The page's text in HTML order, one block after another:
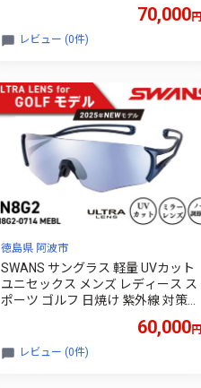
野球 ドライブ 運転 自転車 バイク
キャンプ マラソン ランニング めが
ね 眼鏡 アイウェア アクセサリー プ
徳島県 スワンズ RAD DEL-0121 Wﾏ
ﾙﾁ BLLB
70,000円
レビュー (0件)
徳島県 阿波市
SWANS サングラス 軽量 UVカット
ユニセックス メンズ レディース ス
ポーツ ゴルフ 日焼け 紫外線 対策
野球 ドライブ 運転 自転車 バイク
サイクリング 登山 トレッキング キ
ャンプ マラソン ランニング めがね
60,000円
レビュー (0件)